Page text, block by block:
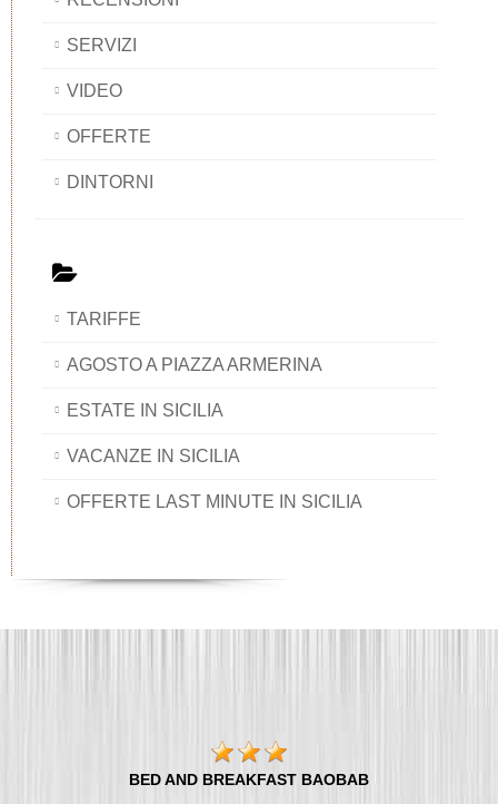
SERVIZI
VIDEO
OFFERTE
DINTORNI
TARIFFE
AGOSTO A PIAZZA ARMERINA
ESTATE IN SICILIA
VACANZE IN SICILIA
OFFERTE LAST MINUTE IN SICILIA
BED AND BREAKFAST BAOBAB